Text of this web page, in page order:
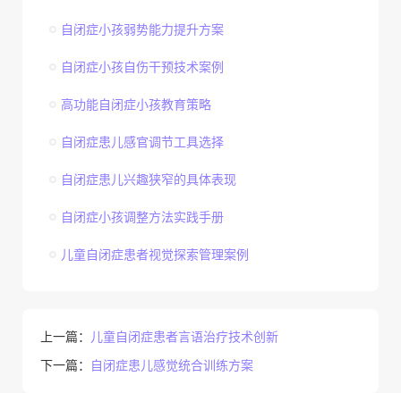
自闭症小孩弱势能力提升方案
自闭症小孩自伤干预技术案例
高功能自闭症小孩教育策略
自闭症患儿感官调节工具选择
自闭症患儿兴趣狭窄的具体表现
自闭症小孩调整方法实践手册
儿童自闭症患者视觉探索管理案例
上一篇：
儿童自闭症患者言语治疗技术创新
下一篇：
自闭症患儿感觉统合训练方案